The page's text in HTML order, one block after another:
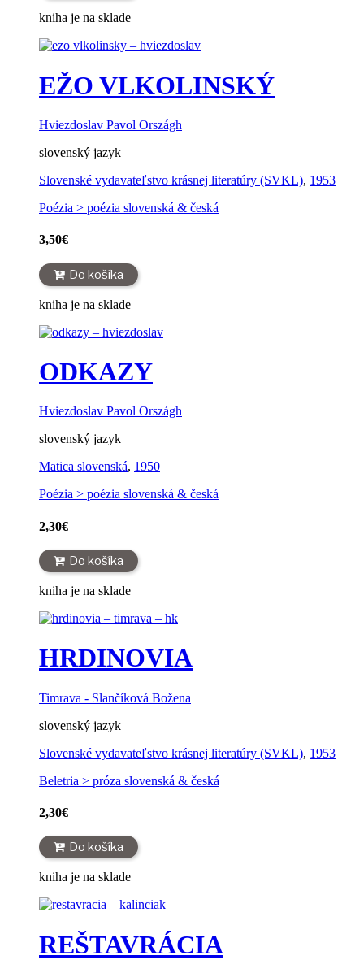
kniha je na sklade
EŽO VLKOLINSKÝ
Hviezdoslav Pavol Országh
slovenský jazyk
Slovenské vydavateľstvo krásnej literatúry (SVKL), 1953
Poézia > poézia slovenská & česká
3,50€
Do košíka
kniha je na sklade
ODKAZY
Hviezdoslav Pavol Országh
slovenský jazyk
Matica slovenská, 1950
Poézia > poézia slovenská & česká
2,30€
Do košíka
kniha je na sklade
HRDINOVIA
Timrava - Slančíková Božena
slovenský jazyk
Slovenské vydavateľstvo krásnej literatúry (SVKL), 1953
Beletria > próza slovenská & česká
2,30€
Do košíka
kniha je na sklade
REŠTAVRÁCIA